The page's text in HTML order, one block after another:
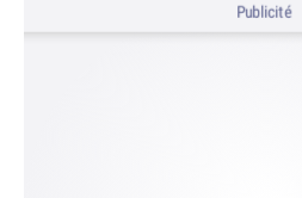
Publicité